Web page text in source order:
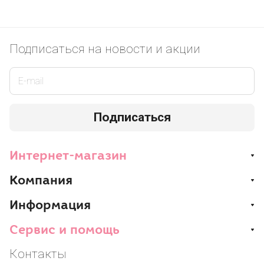
Подписаться на новости и акции
Подписаться
Интернет-магазин
Компания
Информация
Сервис и помощь
Контакты